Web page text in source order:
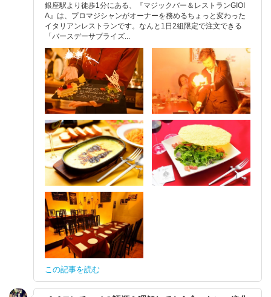
銀座駅より徒歩1分にある、『マジックバー＆レストランGIOI
A』は、プロマジシャンがオーナーを務めるちょっと変わった
イタリアンレストランです。なんと1日2組限定で注文できる
「バースデーサプライズ...
この記事を読む